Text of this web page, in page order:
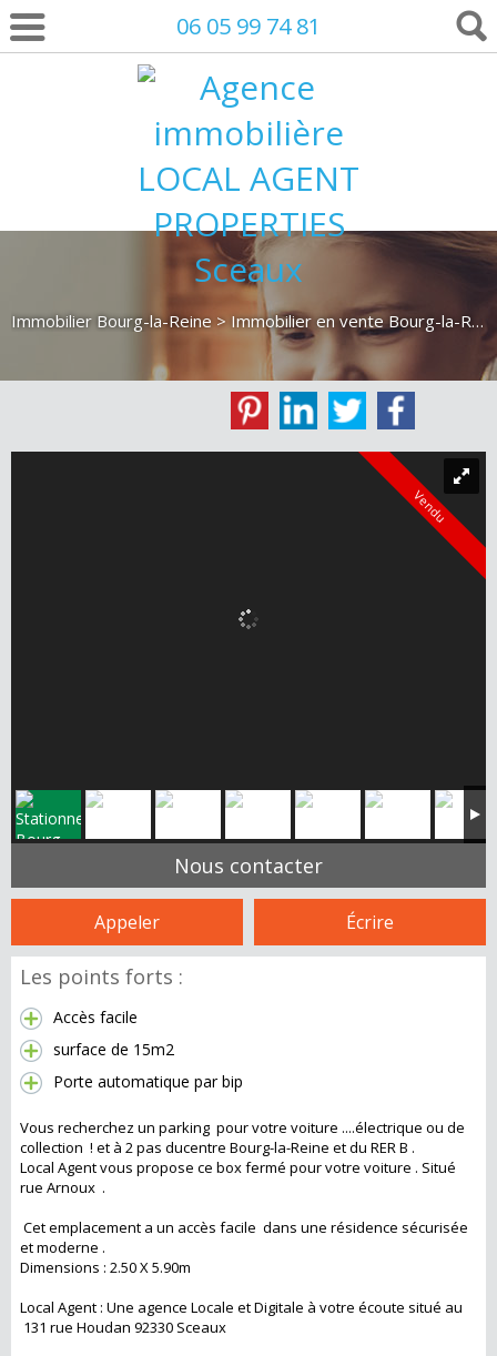
06 05 99 74 81
Immobilier Bourg-la-Reine > Immobilier en vente Bourg-la-Reine
Vendu
Nous contacter
Appeler Écrire
Les points forts :
Accès facile
surface de 15m2
Porte automatique par bip
Vous recherchez un parking pour votre voiture ....électrique ou de
collection ! et à 2 pas ducentre Bourg-la-Reine et du RER B .
Local Agent vous propose ce box fermé pour votre voiture . Situé
rue Arnoux .
Cet emplacement a un accès facile dans une résidence sécurisée
et moderne .
Dimensions : 2.50 X 5.90m
Local Agent : Une agence Locale et Digitale à votre écoute situé au
131 rue Houdan 92330 Sceaux